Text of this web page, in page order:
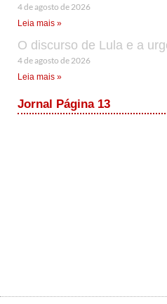
4 de agosto de 2026
Leia mais »
O discurso de Lula e a
4 de agosto de 2026
Leia mais »
Jornal Página 13